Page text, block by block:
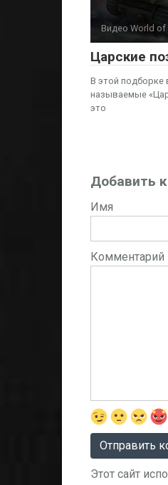
Видео World of
Царские
В этой подборке
называемые
это
Добавить
Имя
Комментарий
Этот сайт